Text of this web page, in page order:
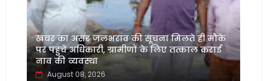
खबर का असर जलभराव की सूचना मिलते ही मौके
पर पहुंचे अधिकारी, ग्रामीणों के लिए तत्काल कराई
नाव की व्यवस्था
August 08, 2026